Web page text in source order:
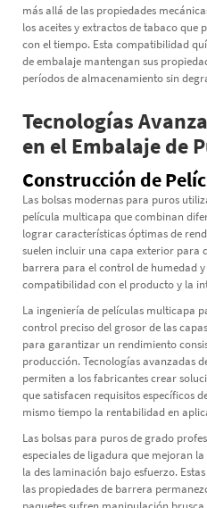
más allá de las propiedades
los aceites y extractos de tabaco
con el tiempo. Esta compatibilidad
de embalaje mantengan sus
períodos de almacenamiento sin
Tecnologías
en el Embalaje de
Construcción de
Las bolsas modernas para puros
película multicapa que combinan
lograr características óptimas de
suelen incluir una capa exterior
barrera para el control de humedad
compatibilidad con el producto y la
La ingeniería de películas multicapa
control preciso del grosor de las
para garantizar un rendimiento
producción. Tecnologías avanzadas
permiten a los fabricantes crear
que satisfacen requisitos específicos
mismo tiempo la rentabilidad en
Las bolsas para puros de grado
especiales de ligadura que mejoran
la des laminación bajo esfuerzo.
las propiedades de barrera